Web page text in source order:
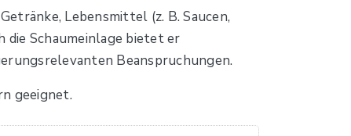
Lebensmittel (z. B. Saucen,
die Schaumeinlage bietet er
Beanspruchungen.
geeignet.